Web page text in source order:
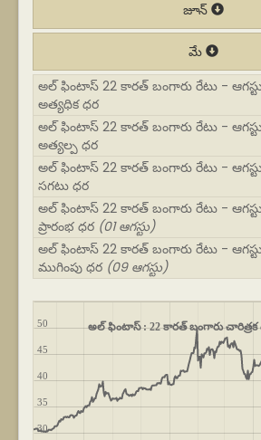
జూన్
మే
అల్ ఫింటాస్ 22 కారత్ బంగారు రేటు -
అత్యధిక ధర
అల్ ఫింటాస్ 22 కారత్ బంగారు రేటు -
అత్యల్ప ధర
అల్ ఫింటాస్ 22 కారత్ బంగారు రేటు -
సగటు ధర
అల్ ఫింటాస్ 22 కారత్ బంగారు రేటు -
ప్రారంభ ధర (01 ఆగస్టు)
అల్ ఫింటాస్ 22 కారత్ బంగారు రేటు -
ముగింపు ధర (09 ఆగస్టు)
అల్ ఫింటాస్ : 22 కారత్ బంగారు చారిత్రక
30
35
40
45
50